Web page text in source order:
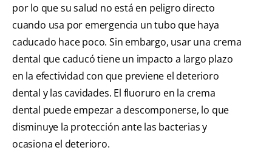
por lo que su salud no está en peligro directo
cuando usa por emergencia un tubo que haya
caducado hace poco. Sin embargo, usar una crema
dental que caducó tiene un impacto a largo plazo
en la efectividad con que previene el deterioro
dental y las cavidades. El fluoruro en la crema
dental puede empezar a descomponerse, lo que
disminuye la protección ante las bacterias y
ocasiona el deterioro.